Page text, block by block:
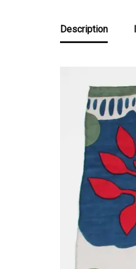
Description